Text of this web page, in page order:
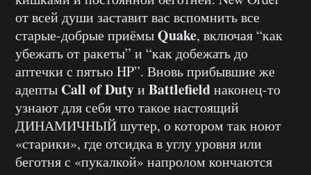
от всей души заставит вас вспомнить все
старые-добрые приёмыQuake, включая “как
убежать от ракеты” и “как добежать до
аптечки с пятью HP”. Вновь прибывшие же
адепты Call of Dutyи Battlefieldнаконец-то
узнают для себя что такое настоящий
ДИНАМИЧНЫЙ шутер, о котором так ноют
«старики», где отсидка в углу уровня или
беготня с «пукалкой» напролом кончаются